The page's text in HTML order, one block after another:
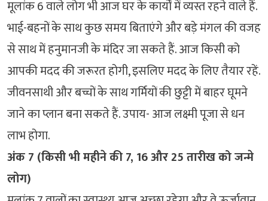
मूलांक 6 वाले लोग भी आज घर के कार्यों में व्यस्त रहने वाले हैं.
भाई-बहनों के साथ कुछ समय बिताएंगे और बड़े मंगल की वजह
से साथ में हनुमानजी के मंदिर जा सकते हैं. आज किसी को
आपकी मदद की जरूरत होगी, इसलिए मदद के लिए तैयार रहें.
जीवनसाथी और बच्चों के साथ गर्मियों की छुट्टी में बाहर घूमने
जाने का प्लान बना सकते हैं. उपाय- आज लक्ष्मी पूजा से धन
लाभ होगा.
अंक 7 (किसी भी महीने की 7, 16 और 25 तारीख को जन्मे
लोग)